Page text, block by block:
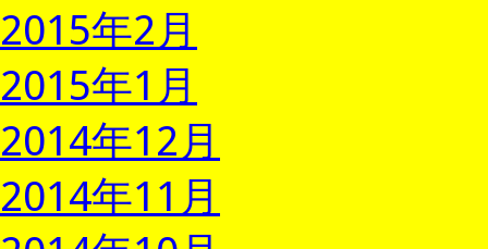
2015年2月
2015年1月
2014年12月
2014年11月